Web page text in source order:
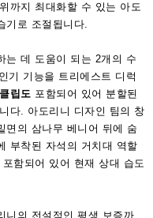
까지 최대화할 수 있는 아도
기로 조절됩니다.
는 데 도움이 되는 2개의 수
기 기능을 트리에스트 디럭
립도 포함되어 있어 분할된
다. 아도리니 디자인 팀의 창
면의 삼나무 베니어 뒤에 숨
부착된 자석의 거치대 역할
함되어 있어 현재 상대 습도
니의 전설적인 평생 보증까